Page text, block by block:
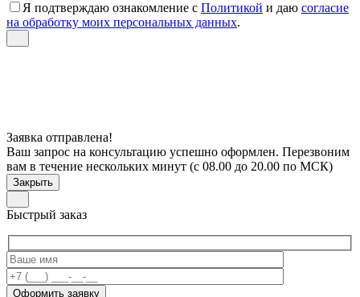
Я подтверждаю ознакомление с Политикой и даю согласие
на обработку моих персональных данных.
Заявка отправлена!
Ваш запрос на консультацию успешно оформлен. Перезвоним
вам в течение нескольких минут (с 08.00 до 20.00 по МСК)
Закрыть
Быстрый заказ